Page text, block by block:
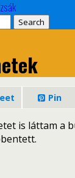
Pin
is láttam a